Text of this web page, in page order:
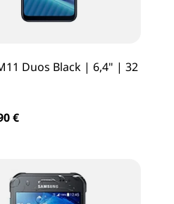
Duos Black | 6,4" | 32
€